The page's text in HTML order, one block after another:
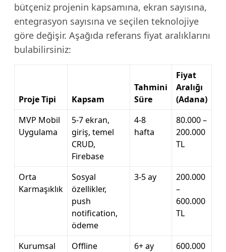
bütçeniz projenin kapsamına, ekran sayısına,
entegrasyon sayısına ve seçilen teknolojiye
göre değişir. Aşağıda referans fiyat aralıklarını
bulabilirsiniz:
Proje Tipi Kapsam
Tahmini
Süre
Fiyat
Aralığı
(Adana)
MVP Mobil
Uygulama
5-7 ekran,
giriş, temel
CRUD,
Firebase
4-8
hafta
80.000 –
200.000
TL
Orta
Karmaşıklık
Sosyal
özellikler,
push
notification,
ödeme
3-5 ay
200.000
–
600.000
TL
Kurumsal
Offline
6+ ay
600.000